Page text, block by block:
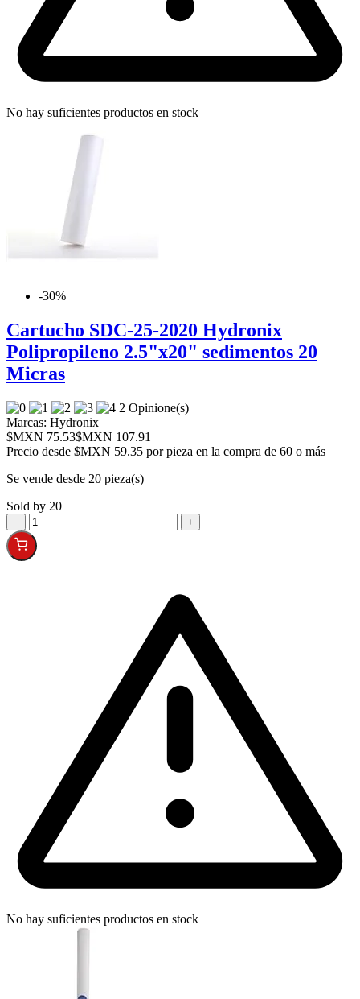
No hay suficientes productos en stock
-30%
Cartucho SDC-25-2020 Hydronix
Polipropileno 2.5"x20" sedimentos 20
Micras
2 Opinione(s)
Marcas: Hydronix
$MXN 75.53$MXN 107.91
Precio desde $MXN 59.35 por pieza en la compra de 60 o más
Se vende desde 20 pieza(s)
Sold by 20
− +
No hay suficientes productos en stock